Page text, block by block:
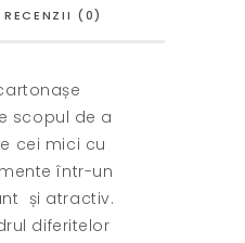
RECENZII (0)
scopul de a
cei mici cu
într-un
și atractiv.
diferitelor